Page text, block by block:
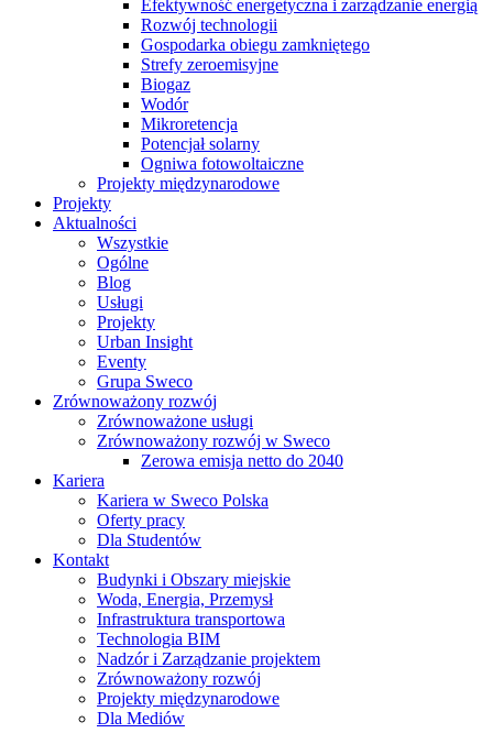
Efektywność energetyczna i zarządzanie energią
Rozwój technologii
Gospodarka obiegu zamkniętego
Strefy zeroemisyjne
Biogaz
Wodór
Mikroretencja
Potencjał solarny
Ogniwa fotowoltaiczne
Projekty międzynarodowe
Projekty
Aktualności
Wszystkie
Ogólne
Blog
Usługi
Projekty
Urban Insight
Eventy
Grupa Sweco
Zrównoważony rozwój
Zrównoważone usługi
Zrównoważony rozwój w Sweco
Zerowa emisja netto do 2040
Kariera
Kariera w Sweco Polska
Oferty pracy
Dla Studentów
Kontakt
Budynki i Obszary miejskie
Woda, Energia, Przemysł
Infrastruktura transportowa
Technologia BIM
Nadzór i Zarządzanie projektem
Zrównoważony rozwój
Projekty międzynarodowe
Dla Mediów